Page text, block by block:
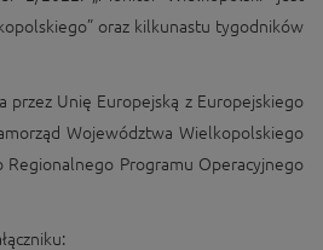
oraz kilkunastu tygodników
przez Unię Europejską z Europejskiego
Województwa Wielkopolskiego
Programu Operacyjnego